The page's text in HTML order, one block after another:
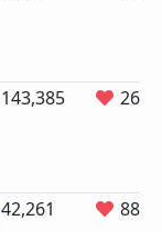
143,385 264
42,261 88